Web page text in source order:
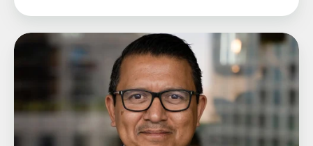
Personeelszaken
Mettom:
lage
voor